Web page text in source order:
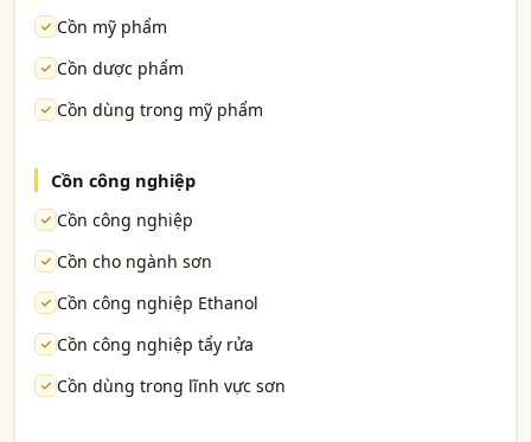
Cồn mỹ phẩm
Cồn dược phẩm
Cồn dùng trong mỹ phẩm
Cồn công nghiệp
Cồn công nghiệp
Cồn cho ngành sơn
Cồn công nghiệp Ethanol
Cồn công nghiệp tẩy rửa
Cồn dùng trong lĩnh vực sơn